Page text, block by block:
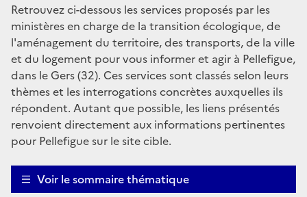
Retrouvez ci-dessous les services proposés par les
ministères en charge de la transition écologique, de
l'aménagement du territoire, des transports, de la ville
et du logement pour vous informer et agir à Pellefigue,
dans le Gers (32). Ces services sont classés selon leurs
thèmes et les interrogations concrètes auxquelles ils
répondent. Autant que possible, les liens présentés
renvoient directement aux informations pertinentes
pour Pellefigue sur le site cible.
Voir le sommaire thématique